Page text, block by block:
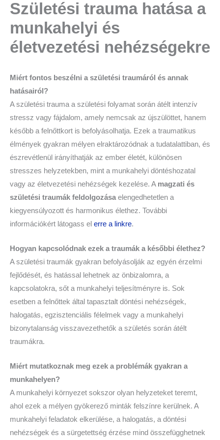
Születési trauma hatása a
munkahelyi és
életvezetési nehézségekre
Miért fontos beszélni a születési traumáról és annak
hatásairól?
A születési trauma a születési folyamat során átélt intenzív
stressz vagy fájdalom, amely nemcsak az újszülöttet, hanem
később a felnőttkort is befolyásolhatja. Ezek a traumatikus
élmények gyakran mélyen elraktározódnak a tudatalattiban, és
észrevétlenül irányíthatják az ember életét, különösen
stresszes helyzetekben, mint a munkahelyi döntéshozatal
vagy az életvezetési nehézségek kezelése. A magzati és
születési traumák feldolgozása elengedhetetlen a
kiegyensúlyozott és harmonikus élethez. További
információkért látogass el erre a linkre.
Hogyan kapcsolódnak ezek a traumák a későbbi élethez?
A születési traumák gyakran befolyásolják az egyén érzelmi
fejlődését, és hatással lehetnek az önbizalomra, a
kapcsolatokra, sőt a munkahelyi teljesítményre is. Sok
esetben a felnőttek által tapasztalt döntési nehézségek,
halogatás, egzisztenciális félelmek vagy a munkahelyi
bizonytalanság visszavezethetők a születés során átélt
traumákra.
Miért mutatkoznak meg ezek a problémák gyakran a
munkahelyen?
A munkahelyi környezet sokszor olyan helyzeteket teremt,
ahol ezek a mélyen gyökerező minták felszínre kerülnek. A
munkahelyi feladatok elkerülése, a halogatás, a döntési
nehézségek és a sürgetettség érzése mind összefügghetnek